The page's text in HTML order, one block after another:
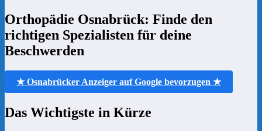
Orthopädie Osnabrück: Finde den
richtigen Spezialisten für deine
Beschwerden
★ Osnabrücker Anzeiger auf Google bevorzugen ★
Das Wichtigste in Kürze